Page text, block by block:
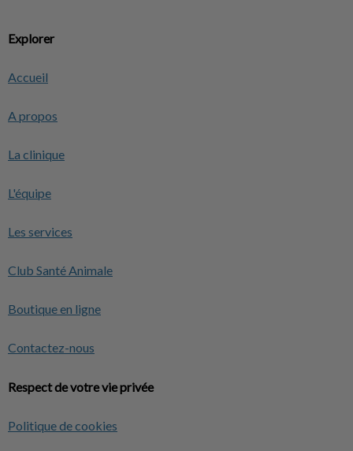
Explorer
Accueil
A propos
La clinique
L'équipe
Les services
Club Santé Animale
Boutique en ligne
Contactez-nous
Respect de votre vie privée
Politique de cookies